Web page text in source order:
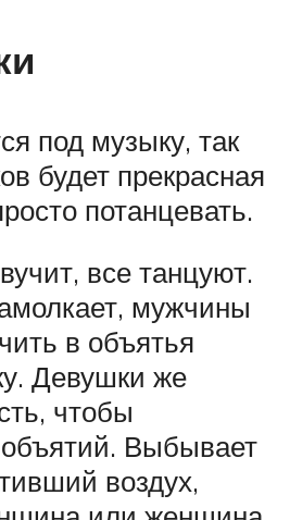
под музыку, так
будет прекрасная
потанцевать.
все танцуют.
мужчины
в объятья
Девушки же
чтобы
объятий. Выбывает
воздух,